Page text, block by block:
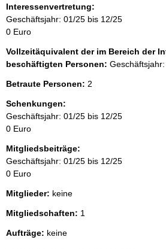
Interessenvertretung:
Geschäftsjahr: 01/25 bis 12/25
0 Euro
Vollzeitäquivalent der im Bereich der
beschäftigten Personen:
Betraute Personen: 2
Schenkungen:
Geschäftsjahr: 01/25 bis 12/25
0 Euro
Mitgliedsbeiträge:
Geschäftsjahr: 01/25 bis 12/25
0 Euro
Mitglieder: keine
Mitgliedschaften: 1
Aufträge: keine